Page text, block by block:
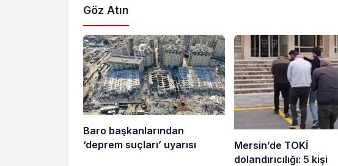
Göz Atın
Baro başkanlarından
‘deprem suçları’ uyarısı
Mersin’de TOKİ
dolandırıcılığı: 5 kişi